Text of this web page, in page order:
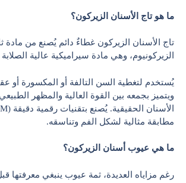
ما هو تاج الأسنان الزيركون؟
تاج الأسنان الزيركون غطاءٌ دائم يُصنع من مادة
الزيركونيوم، وهي مادة سيراميكية عالية
يُستخدم لتغطية السن التالفة أو المكسورة أو
ويتميز بجمعه بين القوة العالية والمظهر
مطابقة مثالية لشكل الفم وتناسقه.
ما هي عيوب أسنان الزيركون؟
رغم مزاياه العديدة، ثمة عيوب ينبغي معرفتها